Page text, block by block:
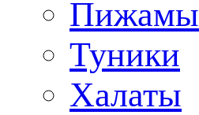
Пижамы
Туники
Халаты